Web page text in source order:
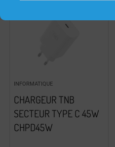
INFORMATIQUE
CHARGEUR TNB
SECTEUR TYPE C 45W
CHPD45W